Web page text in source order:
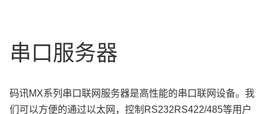
串口服务器
码讯MX系列串口联网服务器是高性能的串口联网设备。我
们可以方便的通过以太网，控制RS232RS422/485等用户